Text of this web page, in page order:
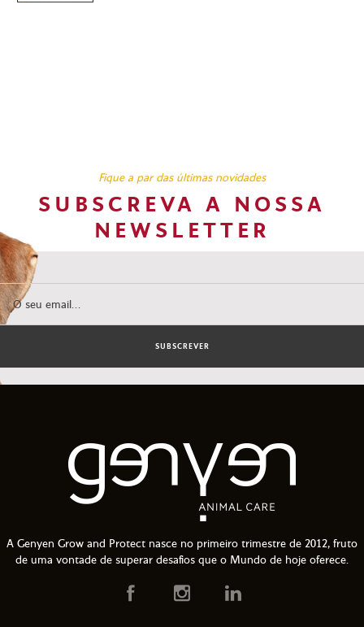
Fique a par das últimas novidades
SUBSCREVA A NOSSA
NEWSLETTER
SUBSCREVER
A Genyen Grow and Protect nasce no primeiro trimestre de 2012, fruto
de uma vontade de superar desafios que o Mundo de hoje oferece.